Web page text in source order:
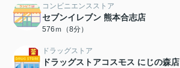
コンビニエンスストア
セブンイレブン 熊本合志店
576ｍ（8分）
ドラッグストア
ドラッグストアコスモス にじの森店